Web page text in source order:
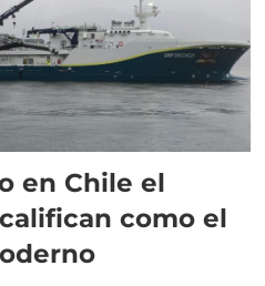
en Chile el
como el